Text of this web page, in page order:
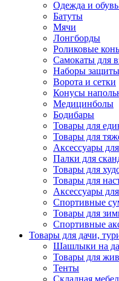
Одежда и обувь
Батуты
Мячи
Лонгборды
Роликовые
Самокаты для
Наборы защиты
Ворота и сетки
Конусы
Медицинболы
Бодибары
Товары для
Товары для
Аксессуары
Палки для
Товары для
Товары для
Аксессуары
Спортивные
Товары для
Спортивные
Товары для дачи,
Шашлыки на
Товары для
Тенты
Складная